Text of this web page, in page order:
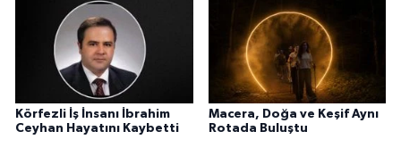
Körfezli İş İnsanı İbrahim
Ceyhan Hayatını Kaybetti
Macera, Doğa ve Keşif Aynı
Rotada Buluştu